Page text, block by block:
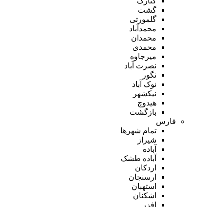
گشت
گلمورتی
محمدآباد
محمدان
محمدی
میرجاوه
نصرت آباد
نگور
نوک آباد
نیکشهر
هیدوچ
بازگشت
فارس
تمام شهر‌ها
شیراز
آباده
آباده طشک
اردکان
ارسنجان
استهبان
اشکنان
افزر